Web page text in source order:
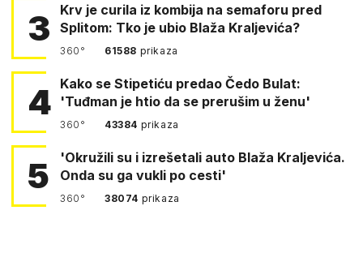
3
Krv je curila iz kombija na semaforu pred
Splitom: Tko je ubio Blaža Kraljevića?
360° 61588 prikaza
4 Kako se Stipetiću predao Čedo Bulat:
'Tuđman je htio da se prerušim u ženu'
360° 43384 prikaza
5
'Okružili su i izrešetali auto Blaža Kraljevića.
Onda su ga vukli po cesti'
360° 38074 prikaza